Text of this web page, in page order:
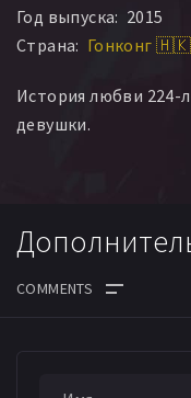
Год выпуска: 2015
Страна: Гонконг 🇭🇰
История любви 224-
девушки.